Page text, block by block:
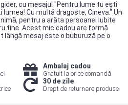
cu mesajul "Pentru lume tu eşti
Cu multă dragoste, Cineva." Un
pentru a arăta persoanei iubite
tine. Acest mic cadou are formă
lângă mesaj este o buburuză pe o
Ambalaj cadou
Gratuit la orice comandă
30 de zile
Drept de returnare produse